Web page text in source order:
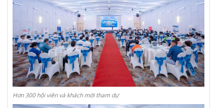
Hơn 300 hội viên và khách mời tham dự